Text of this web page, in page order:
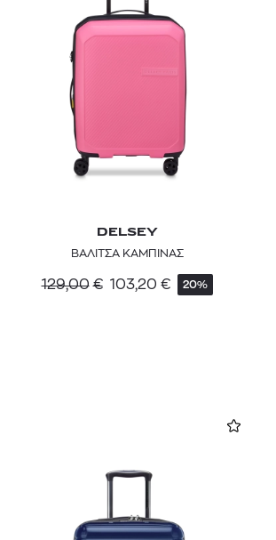
DELSEY
ΒΑΛΙΤΣΑ ΚΑΜΠΙΝΑΣ
129,00 € 103,20 € 20%